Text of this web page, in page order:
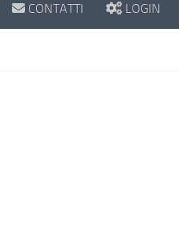
CONTATTI LOGIN